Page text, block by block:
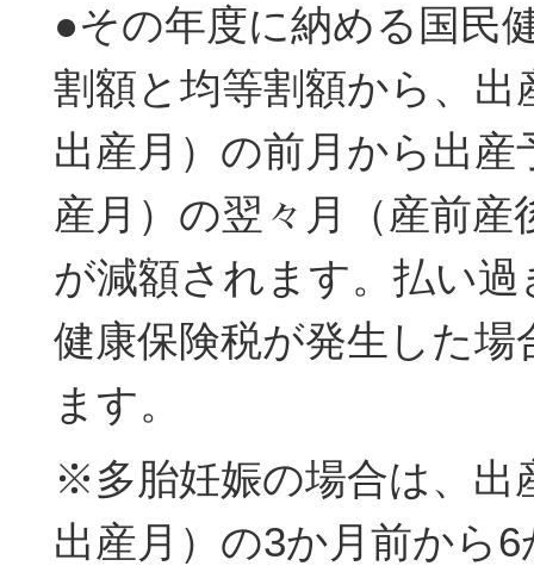
●その年度に納める国民
割額と均等割額から、出
出産月）の前月から出産
産月）の翌々月（産前産
が減額されます。払い
健康保険税が発生した場
ます。
※多胎妊娠の場合は、出
出産月）の3か月前から